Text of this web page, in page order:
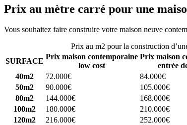
Prix au mètre carré pour une
Vous souhaitez faire construire votre maison neuve
Prix au m2 pour la construction
SURFACE
Prix maison contemporaine
low cost
Prix maison
entrée
40m2
72.000€ 84.000€
50m2
90.000€ 105.000€
80m2
144.000€ 168.000€
100m2
180.000€ 210.000€
120m2
216.000€ 252.000€